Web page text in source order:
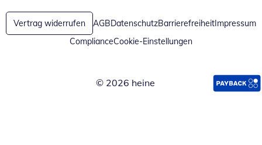
Vertrag widerrufen AGBDatenschutzBarrierefreiheitImpressum
ComplianceCookie-Einstellungen
© 2026 heine